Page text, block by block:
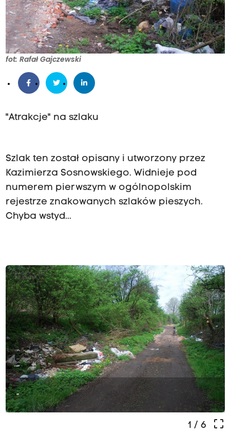
fot: Rafał Gajczewski
"Atrakcje" na szlaku
Szlak ten został opisany i utworzony przez
Kazimierza Sosnowskiego. Widnieje pod
numerem pierwszym w ogólnopolskim
rejestrze znakowanych szlaków pieszych.
Chyba wstyd...
-
crop_free
1 / 6